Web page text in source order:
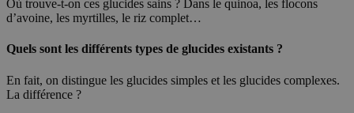
Où trouve-t-on ces glucides sains ? Dans le quinoa, les flocons
d’avoine, les myrtilles, le riz complet…
Quels sont les différents types de glucides existants ?
En fait, on distingue les glucides simples et les glucides complexes.
La différence ?